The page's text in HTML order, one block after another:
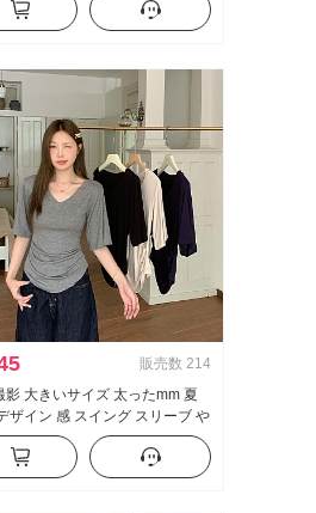
ングル シャツ
販売数 214
影 大きいサイズ 太ったmm 夏
ザイン 感 スイング スリーブ や
る t カジュアル スリム効果 スリ
ット 底打ち トップス